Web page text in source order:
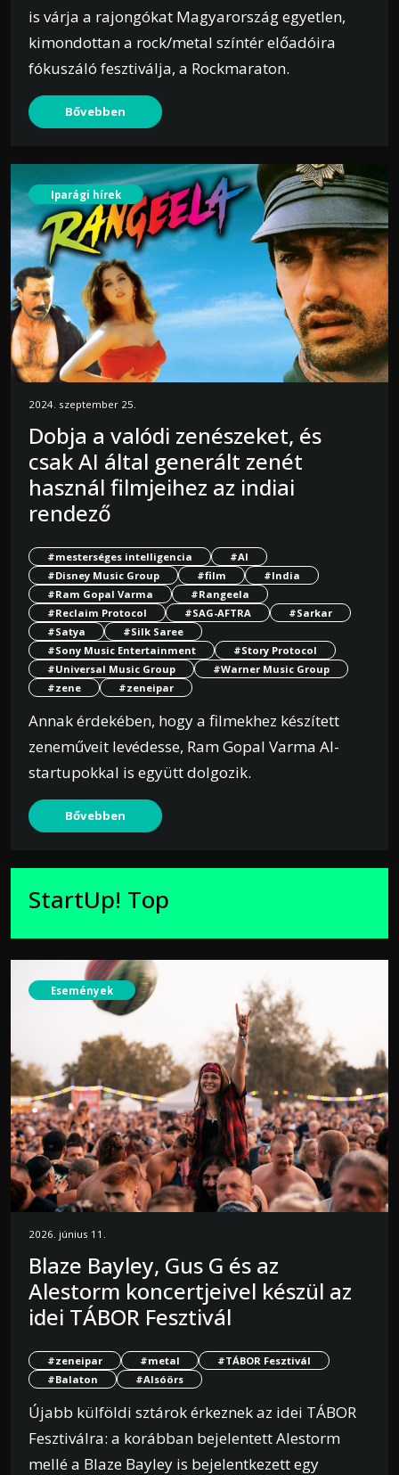
is várja a rajongókat Magyarország egyetlen,
kimondottan a rock/metal színtér előadóira
fókuszáló fesztiválja, a Rockmaraton.
Bővebben
Iparági hírek
2024. szeptember 25.
Dobja a valódi zenészeket, és
csak AI által generált zenét
használ filmjeihez az indiai
rendező
#mesterséges intelligencia
#AI
#Disney Music Group
#film
#India
#Ram Gopal Varma
#Rangeela
#Reclaim Protocol
#SAG-AFTRA
#Sarkar
#Satya
#Silk Saree
#Sony Music Entertainment
#Story Protocol
#Universal Music Group
#Warner Music Group
#zene
#zeneipar
Annak érdekében, hogy a filmekhez készített
zeneműveit levédesse, Ram Gopal Varma AI-
startupokkal is együtt dolgozik.
Bővebben
StartUp! Top
Események
2026. június 11.
Blaze Bayley, Gus G és az
Alestorm koncertjeivel készül az
idei TÁBOR Fesztivál
#zeneipar #metal
#TÁBOR Fesztivál
#Balaton
#Alsóörs
Újabb külföldi sztárok érkeznek az idei TÁBOR
Fesztiválra: a korábban bejelentett Alestorm
mellé a Blaze Bayley is bejelentkezett egy